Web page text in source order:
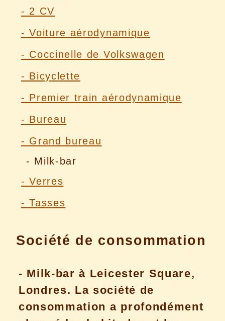
- 2 CV
- Voiture aérodynamique
- Coccinelle de Volkswagen
- Bicyclette
- Premier train aérodynamique
- Bureau
- Grand bureau
- Milk-bar
- Verres
- Tasses
Société de consommation
- Milk-bar à Leicester Square,
Londres. La société de
consommation a profondément